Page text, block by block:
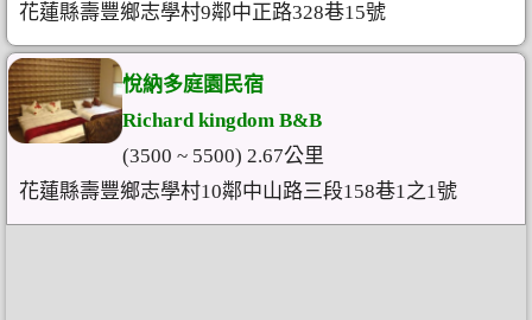
花蓮縣壽豐鄉志學村9鄰中正路328巷15號
悅納多庭園民宿
Richard kingdom B&B
(3500 ~ 5500) 2.67公里
花蓮縣壽豐鄉志學村10鄰中山路三段158巷1之1號